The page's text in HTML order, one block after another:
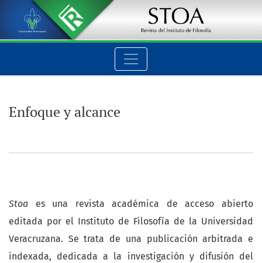
Enfoque y alcance
Enfoque y alcance
Stoa es una revista académica de acceso abierto
editada por el Instituto de Filosofía de la Universidad
Veracruzana. Se trata de una publicación arbitrada e
indexada, dedicada a la investigación y difusión del